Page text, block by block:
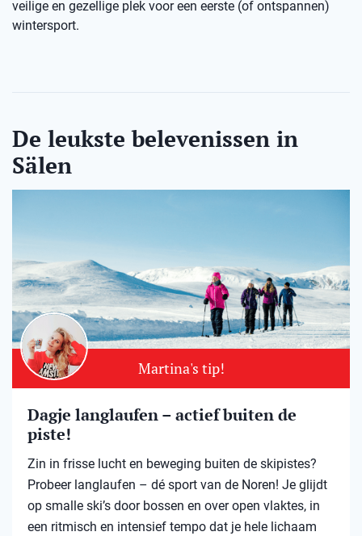
veilige en gezellige plek voor een eerste (of ontspannen)
wintersport.
De leukste belevenissen in
Sälen
Martina's tip!
Dagje langlaufen – actief buiten de
piste!
Zin in frisse lucht en beweging buiten de skipistes?
Probeer langlaufen – dé sport van de Noren! Je glijdt
op smalle ski’s door bossen en over open vlaktes, in
een ritmisch en intensief tempo dat je hele lichaam